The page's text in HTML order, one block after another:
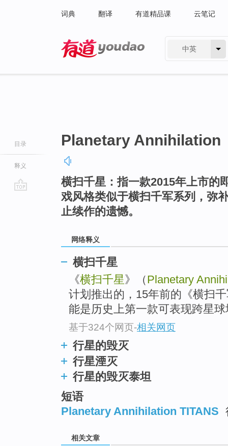
词典 翻译 有道精品课 云笔记
中英
目录
释义
Planetary Annihilation
横扫千星：指一款2015年上市的
戏风格类似于横扫千军系列，弥
止续作的遗憾。
网络释义
横扫千星
《横扫千星》（Planetary
计划推出的，15年前的《横扫
能是历史上第一款可表现跨星
基于324个网页-相关网页
行星的毁灭
行星湮灭
行星的毁灭泰坦
短语
Planetary Annihilation TITANS
相关文章